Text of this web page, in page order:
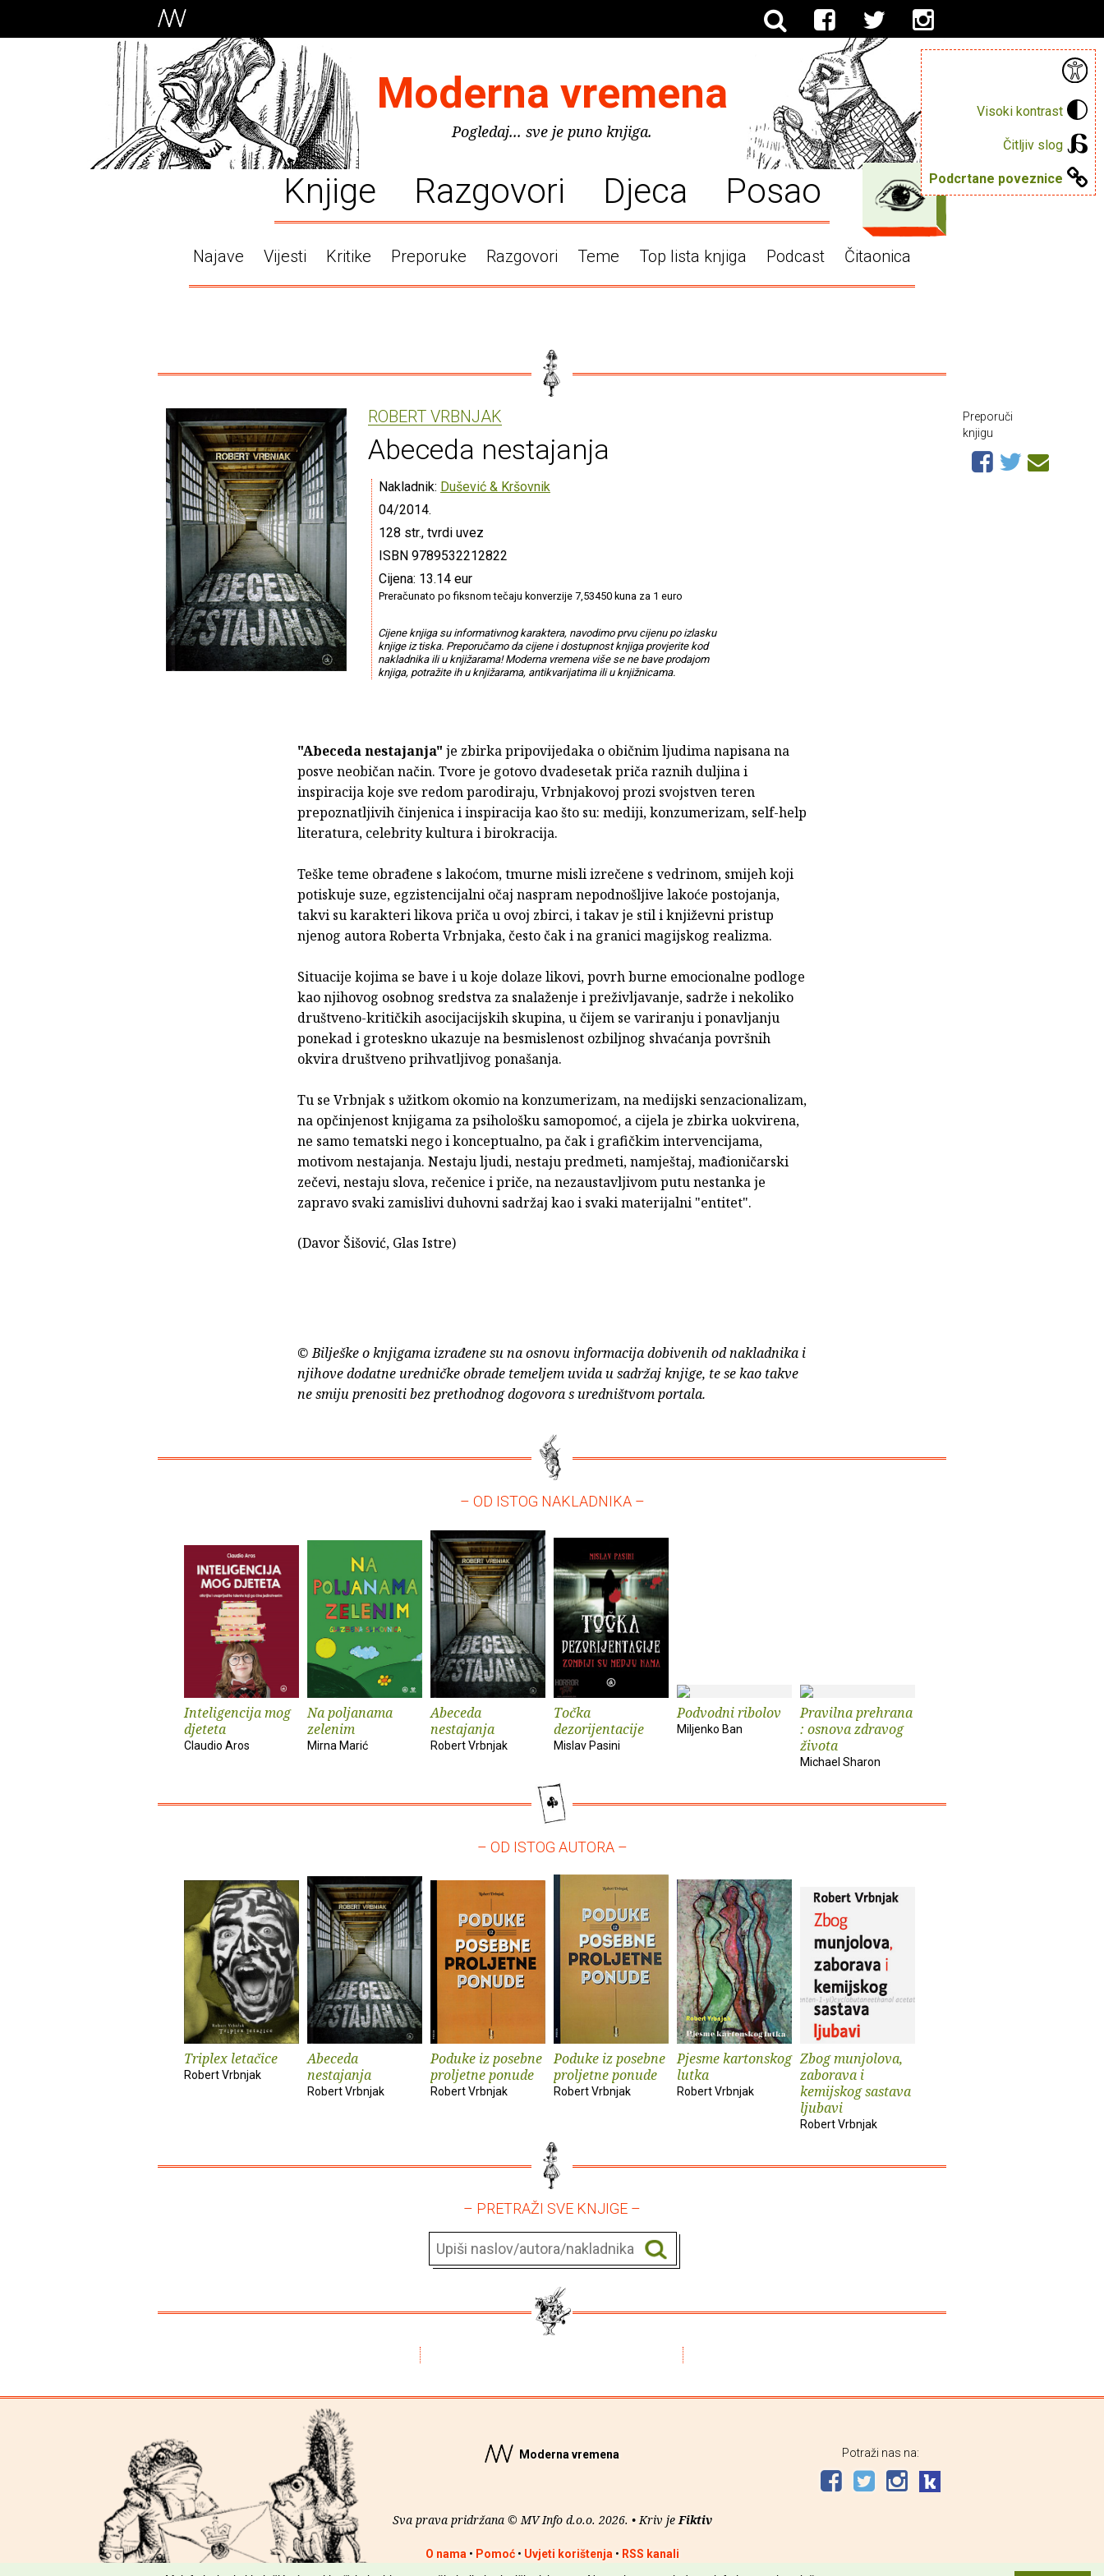
Visoki kontrast
Čitljiv slog
Podcrtane poveznice
Moderna vremena
Pogledaj... sve je puno knjiga.
Knjige Razgovori Djeca Posao
Najave Vijesti Kritike Preporuke Razgovori Teme Top lista knjiga Podcast Čitaonica
ROBERT VRBNJAK
Abeceda nestajanja
Nakladnik: Dušević & Kršovnik
04/2014.
128 str., tvrdi uvez
ISBN 9789532212822
Cijena: 13.14 eur
Preračunato po fiksnom tečaju konverzije 7,53450 kuna za 1 euro
Cijene knjiga su informativnog karaktera, navodimo prvu cijenu po izlasku
knjige iz tiska. Preporučamo da cijene i dostupnost knjiga provjerite kod
nakladnika ili u knjižarama! Moderna vremena više se ne bave prodajom
knjiga, potražite ih u knjižarama, antikvarijatima ili u knjižnicama.
"Abeceda nestajanja" je zbirka pripovijedaka o običnim ljudima napisana na
posve neobičan način. Tvore je gotovo dvadesetak priča raznih duljina i
inspiracija koje sve redom parodiraju, Vrbnjakovoj prozi svojstven teren
prepoznatljivih činjenica i inspiracija kao što su: mediji, konzumerizam, self-help
literatura, celebrity kultura i birokracija.
Teške teme obrađene s lakoćom, tmurne misli izrečene s vedrinom, smijeh koji
potiskuje suze, egzistencijalni očaj naspram nepodnošljive lakoće postojanja,
takvi su karakteri likova priča u ovoj zbirci, i takav je stil i književni pristup
njenog autora Roberta Vrbnjaka, često čak i na granici magijskog realizma.
Situacije kojima se bave i u koje dolaze likovi, povrh burne emocionalne podloge
kao njihovog osobnog sredstva za snalaženje i preživljavanje, sadrže i nekoliko
društveno-kritičkih asocijacijskih skupina, u čijem se variranju i ponavljanju
ponekad i groteskno ukazuje na besmislenost ozbiljnog shvaćanja površnih
okvira društveno prihvatljivog ponašanja.
Tu se Vrbnjak s užitkom okomio na konzumerizam, na medijski senzacionalizam,
na opčinjenost knjigama za psihološku samopomoć, a cijela je zbirka uokvirena,
ne samo tematski nego i konceptualno, pa čak i grafičkim intervencijama,
motivom nestajanja. Nestaju ljudi, nestaju predmeti, namještaj, mađioničarski
zečevi, nestaju slova, rečenice i priče, na nezaustavljivom putu nestanka je
zapravo svaki zamislivi duhovni sadržaj kao i svaki materijalni "entitet".
(Davor Šišović, Glas Istre)
© Bilješke o knjigama izrađene su na osnovu informacija dobivenih od nakladnika i
njihove dodatne uredničke obrade temeljem uvida u sadržaj knjige, te se kao takve
ne smiju prenositi bez prethodnog dogovora s uredništvom portala.
Preporuči
knjigu
– OD ISTOG NAKLADNIKA –
Inteligencija mog
djeteta
Claudio Aros
Na poljanama
zelenim
Mirna Marić
Abeceda
nestajanja
Robert Vrbnjak
Točka
dezorijentacije
Mislav Pasini
Podvodni ribolov
Miljenko Ban
Pravilna prehrana
: osnova zdravog
života
Michael Sharon
– OD ISTOG AUTORA –
Triplex letačice
Robert Vrbnjak
Abeceda
nestajanja
Robert Vrbnjak
Poduke iz posebne
proljetne ponude
Robert Vrbnjak
Poduke iz posebne
proljetne ponude
Robert Vrbnjak
Pjesme kartonskog
lutka
Robert Vrbnjak
Zbog munjolova,
zaborava i
kemijskog sastava
ljubavi
Robert Vrbnjak
– PRETRAŽI SVE KNJIGE –
Moderna vremena
Sva prava pridržana © MV Info d.o.o. 2026. • Kriv je Fiktiv
O nama • Pomoć• Uvjeti korištenja • RSS kanali
Potraži nas na: